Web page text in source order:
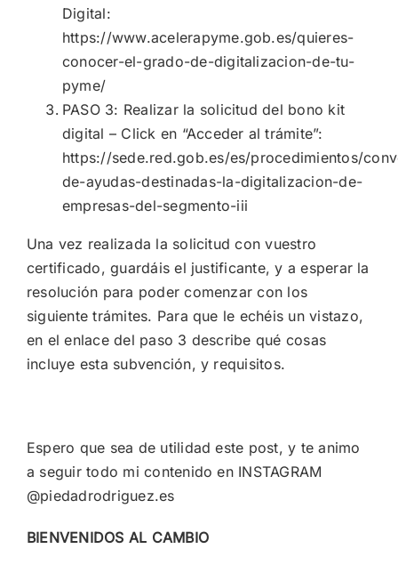
Digital:
https://www.acelerapyme.gob.es/quieres-
conocer-el-grado-de-digitalizacion-de-tu-
pyme/
PASO 3: Realizar la solicitud del bono kit
digital – Click en “Acceder al trámite”:
https://sede.red.gob.es/es/procedimientos/
de-ayudas-destinadas-la-digitalizacion-de-
empresas-del-segmento-iii
Una vez realizada la solicitud con vuestro
certificado, guardáis el justificante, y a esperar la
resolución para poder comenzar con los
siguiente trámites. Para que le echéis un vistazo,
en el enlace del paso 3 describe qué cosas
incluye esta subvención, y requisitos.
Espero que sea de utilidad este post, y te animo
a seguir todo mi contenido en INSTAGRAM
@piedadrodriguez.es
BIENVENIDOS AL CAMBIO